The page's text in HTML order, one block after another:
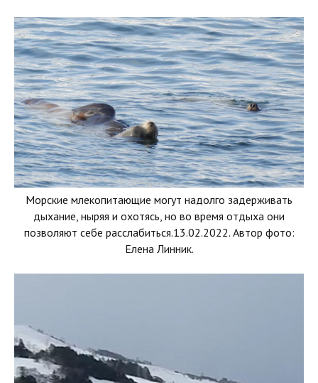
Морские млекопитающие могут надолго задерживать
дыхание, ныряя и охотясь, но во время отдыха они
позволяют себе расслабиться.13.02.2022. Автор фото:
Елена Линник.